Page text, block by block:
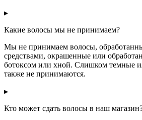
▸
Какие волосы мы не принимаем?
Мы не принимаем волосы,
средствами, окрашенные или
ботоксом или хной. Слишком темные
также не принимаются.
▸
Кто может сдать волосы в наш